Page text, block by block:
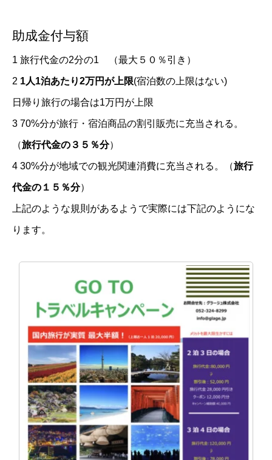
助成金付与額
1 旅行代金の2分の1 （最大５０％引き）
2 1人1泊あたり2万円が上限(宿泊数の上限はない)
日帰り旅行の場合は1万円が上限
3 70%分が旅行・宿泊商品の割引販売に充当される。
（旅行代金の３５％分）
4 30%分が地域での観光関連消費に充当される。（旅行
代金の１５％分）
上記のような規則があるようで実際には下記のようにな
ります。